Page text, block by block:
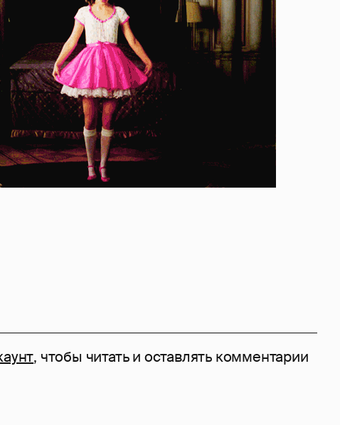
, чтобы читать и оставлять комментарии